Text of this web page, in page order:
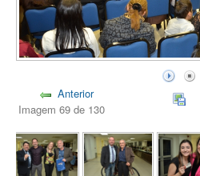
Anterior
Imagem 69 de 130